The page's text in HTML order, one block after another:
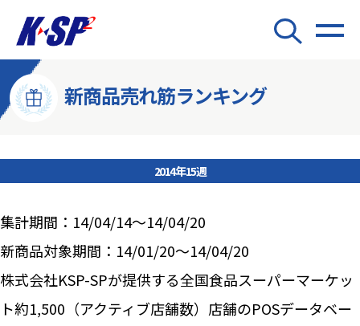
新商品売れ筋ランキング
2014年15週
集計期間：14/04/14～14/04/20
新商品対象期間：14/01/20～14/04/20
株式会社KSP-SPが提供する全国食品スーパーマーケッ
ト約1,500（アクティブ店舗数）店舗のPOSデータベー